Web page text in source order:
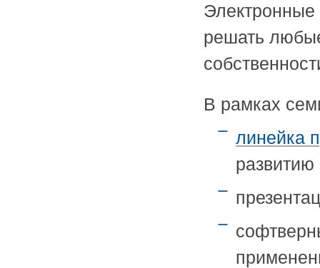
решать
В рамках
линейка
развитию